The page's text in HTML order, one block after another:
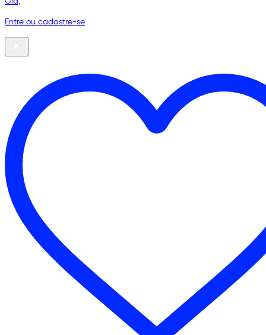
Entre ou cadastre-se